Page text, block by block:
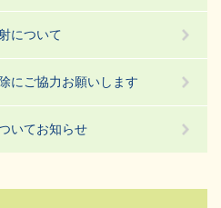
について
にご協力お願いします
いてお知らせ